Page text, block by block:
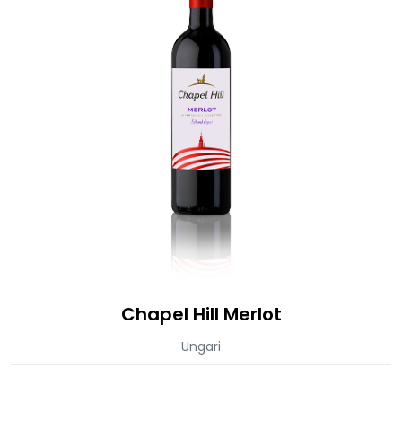
Chapel Hill Merlot
Ungari